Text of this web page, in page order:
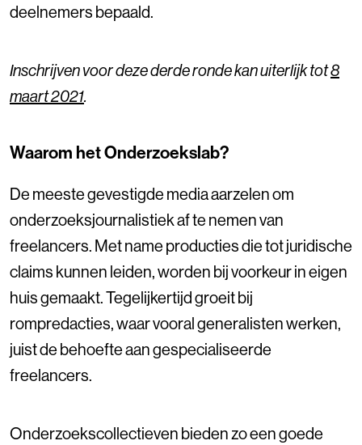
deelnemers bepaald.
Inschrijven voor deze derde ronde kan uiterlijk tot8
maart 2021.
Waarom het Onderzoekslab?
De meeste gevestigde media aarzelen om
onderzoeksjournalistiek af te nemen van
freelancers. Met name producties die tot juridische
claims kunnen leiden, worden bij voorkeur in eigen
huis gemaakt. Tegelijkertijd groeit bij
rompredacties, waar vooral generalisten werken,
juist de behoefte aan gespecialiseerde
freelancers.
Onderzoekscollectieven bieden zo een goede